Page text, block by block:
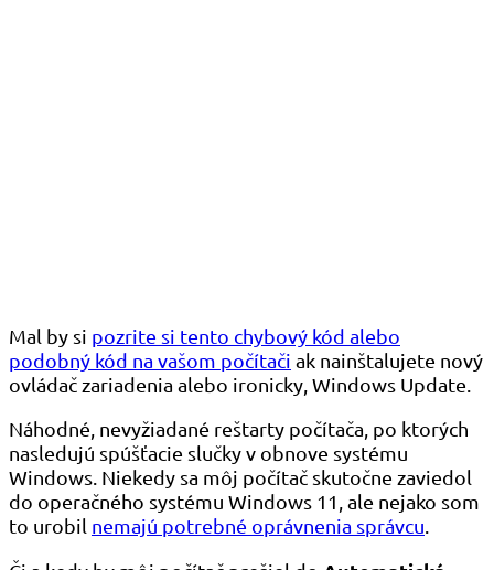
Mal by si pozrite si tento chybový kód alebo
podobný kód na vašom počítači ak nainštalujete nový
ovládač zariadenia alebo ironicky, Windows Update.
Náhodné, nevyžiadané reštarty počítača, po ktorých
nasledujú spúšťacie slučky v obnove systému
Windows. Niekedy sa môj počítač skutočne zaviedol
do operačného systému Windows 11, ale nejako som
to urobil nemajú potrebné oprávnenia správcu